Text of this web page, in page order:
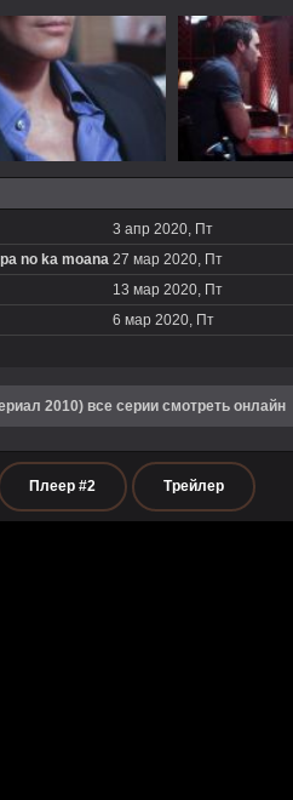
3 апр 2020, Пт
no ka moana 27 мар 2020, Пт
13 мар 2020, Пт
6 мар 2020, Пт
2010) все серии смотреть онлайн
Плеер #2 Трейлер